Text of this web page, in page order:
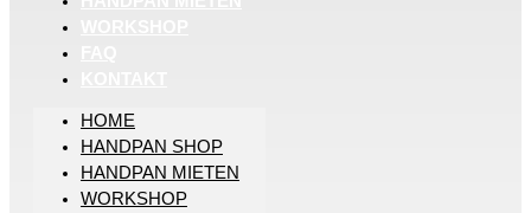
HOME
HANDPAN SHOP
HANDPAN MIETEN
WORKSHOP